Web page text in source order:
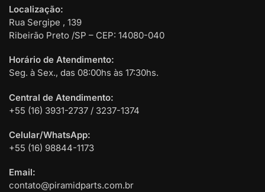
Localização:
Rua Sergipe , 139
Ribeirão Preto /SP – CEP: 14080-040
Horário de Atendimento:
Seg. à Sex., das 08:00hs às 17:30hs.
Central de Atendimento:
+55 (16) 3931-2737 / 3237-1374
Celular/WhatsApp:
+55 (16) 98844-1173
Email:
contato@piramidparts.com.br